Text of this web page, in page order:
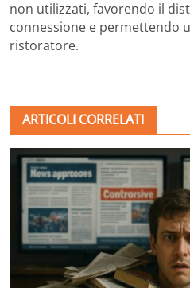
non utilizzati, favorendo il
connessione e permettendo
ristoratore.
ARTICOLI CORRELATI